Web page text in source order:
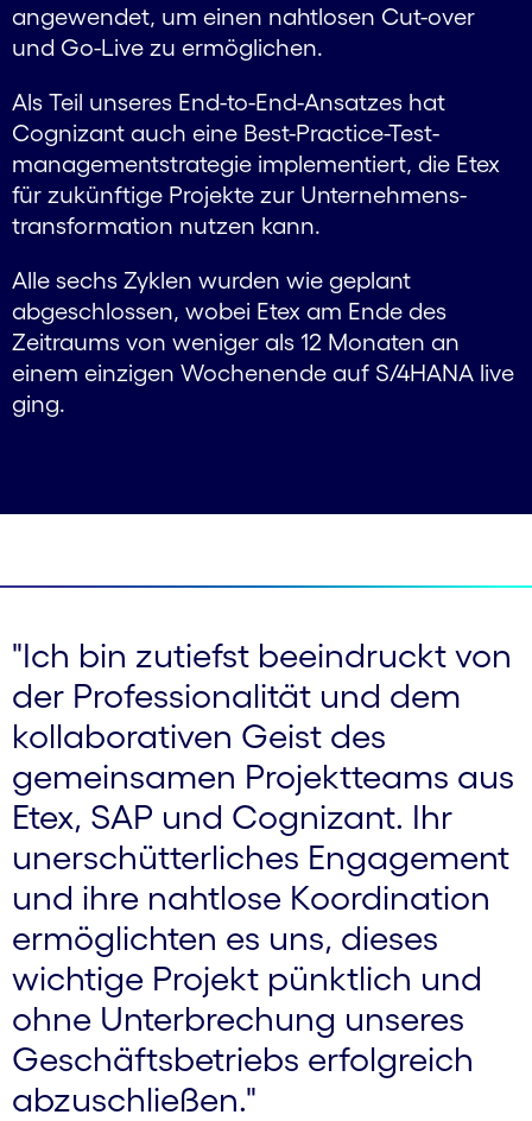
angewendet, um einen nahtlosen Cut-over
und Go-Live zu ermöglichen.
Als Teil unseres End-to-End-Ansatzes hat
Cognizant auch eine Best-Practice-Test­
manage­ment­strategie implementiert, die Etex
für zukünftige Projekte zur Unternehmens­
trans­formation nutzen kann.
Alle sechs Zyklen wurden wie geplant
abgeschlossen, wobei Etex am Ende des
Zeitraums von weniger als 12 Monaten an
einem einzigen Wochenende auf S/4HANA live
ging.
"Ich bin zutiefst beeindruckt von
der Professionalität und dem
kollaborativen Geist des
gemeinsamen Projekt­teams aus
Etex, SAP und Cognizant. Ihr
uner­schütter­liches Engagement
und ihre nahtlose Koordination
ermöglichten es uns, dieses
wichtige Projekt pünktlich und
ohne Unter­brechung unseres
Geschäfts­betriebs erfolgreich
abzuschließen."